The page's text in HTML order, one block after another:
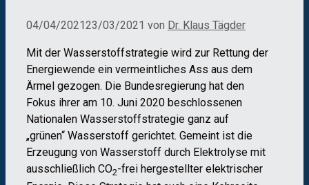
04/04/202123/03/2021 von Dr. Klaus Tägder
Mit der Wasserstoffstrategie wird zur Rettung der
Energiewende ein vermeintliches Ass aus dem
Ärmel gezogen. Die Bundesregierung hat den
Fokus ihrer am 10. Juni 2020 beschlossenen
Nationalen Wasserstoffstrategie ganz auf
„grünen“ Wasserstoff gerichtet. Gemeint ist die
Erzeugung von Wasserstoff durch Elektrolyse mit
ausschließlich CO2-frei hergestellter elektrischer